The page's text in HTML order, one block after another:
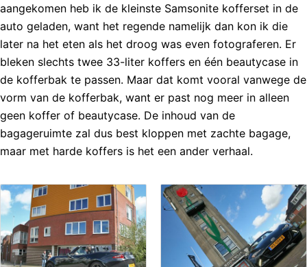
aangekomen heb ik de kleinste Samsonite kofferset in de
auto geladen, want het regende namelijk dan kon ik die
later na het eten als het droog was even fotograferen. Er
bleken slechts twee 33-liter koffers en één beautycase in
de kofferbak te passen. Maar dat komt vooral vanwege de
vorm van de kofferbak, want er past nog meer in alleen
geen koffer of beautycase. De inhoud van de
bagageruimte zal dus best kloppen met zachte bagage,
maar met harde koffers is het een ander verhaal.